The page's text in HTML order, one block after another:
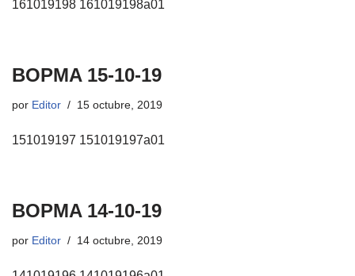
161019198 161019198a01
BOPMA 15-10-19
por Editor 15 octubre, 2019
151019197 151019197a01
BOPMA 14-10-19
por Editor 14 octubre, 2019